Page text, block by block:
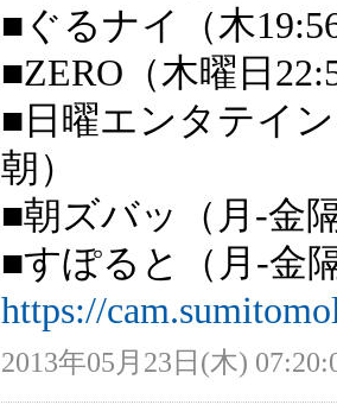
■ぐるナイ（木
■ZERO（木曜日
■日曜エンタテイ
朝）
■朝ズバッ（月-金
■すぽると（月-金
https://
2013年05月23日(木)